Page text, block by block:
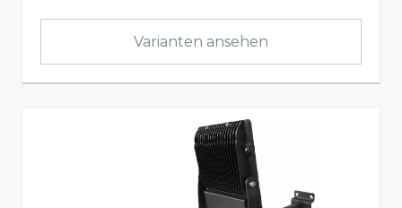
Varianten ansehen